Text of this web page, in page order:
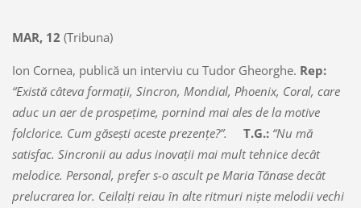
MAR, 12 (Tribuna)
Ion Cornea, publică un interviu cu Tudor Gheorghe. Rep:
“Există câteva formaţii, Sincron, Mondial, Phoenix, Coral, care
aduc un aer de prospeţime, pornind mai ales de la motive
folclorice. Cum găseşti aceste prezenţe?”.
T.G.: “Nu mă
satisfac. Sincronii au adus inovaţii mai mult tehnice decât
melodice. Personal, prefer s-o ascult pe Maria Tănase decât
prelucrarea lor. Ceilalţi reiau în alte ritmuri nişte melodii vechi